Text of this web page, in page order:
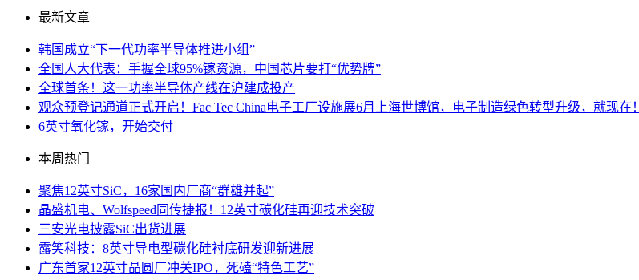
最新文章
韩国成立“下一代功率半导体推进小组”
全国人大代表：手握全球95%镓资源，中国芯片要打“优势牌”
全球首条！这一功率半导体产线在沪建成投产
观众预登记通道正式开启！Fac Tec China电子工厂设施展6月上海世博馆，电子制造绿色转型升级，就现在！
6英寸氧化镓，开始交付
本周热门
聚焦12英寸SiC，16家国内厂商“群雄并起”
晶盛机电、Wolfspeed同传捷报！12英寸碳化硅再迎技术突破
三安光电披露SiC出货进展
露笑科技：8英寸导电型碳化硅衬底研发迎新进展
广东首家12英寸晶圆厂冲关IPO，死磕“特色工艺”